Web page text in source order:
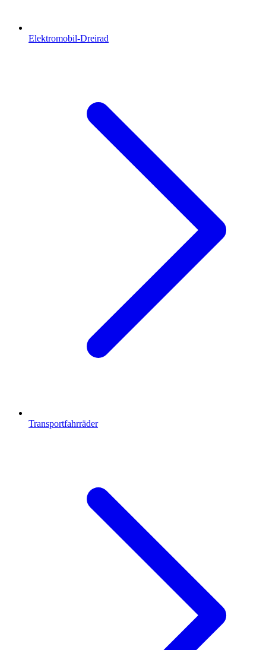
Elektromobil-Dreirad
Transportfahrräder